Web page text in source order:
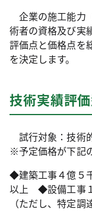
企業の施工能力
術者の資格及び実
評価点と価格点を
を決定します。
技術実績評
試行対象：技術
※予定価格が下記
◆建築工事４億５
以上 ◆設備工事
（ただし、特定調